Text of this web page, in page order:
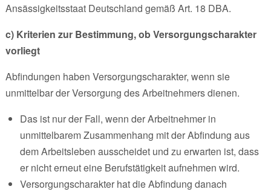
Ansässigkeitsstaat Deutschland gemäß Art. 18 DBA.
c) Kriterien zur Bestimmung, ob Versorgungscharakter
vorliegt
Abfindungen haben Versorgungscharakter, wenn sie
unmittelbar der Versorgung des Arbeitnehmers dienen.
Das ist nur der Fall, wenn der Arbeitnehmer in
unmittelbarem Zusammenhang mit der Abfindung aus
dem Arbeitsleben ausscheidet und zu erwarten ist, dass
er nicht erneut eine Berufstätigkeit aufnehmen wird.
Versorgungscharakter hat die Abfindung danach